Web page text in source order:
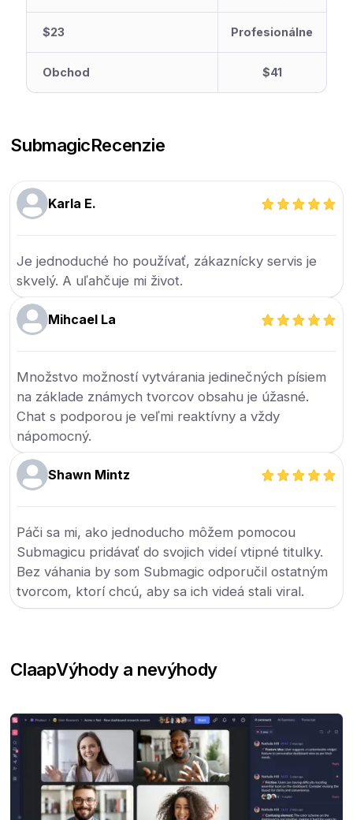
$23 Profesionálne
Obchod $41
SubmagicRecenzie
Karla E.
Je jednoduché ho používať, zákaznícky servis je
skvelý. A uľahčuje mi život.
Mihcael La
Množstvo možností vytvárania jedinečných písiem
na základe známych tvorcov obsahu je úžasné.
Chat s podporou je veľmi reaktívny a vždy
nápomocný.
Shawn Mintz
Páči sa mi, ako jednoducho môžem pomocou
Submagicu pridávať do svojich videí vtipné titulky.
Bez váhania by som Submagic odporučil ostatným
tvorcom, ktorí chcú, aby sa ich videá stali viral.
ClaapVýhody a nevýhody